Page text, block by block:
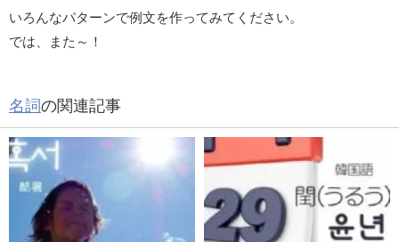
いろんなパターンで例文を作ってみてください。
では、また～！
名詞の関連記事